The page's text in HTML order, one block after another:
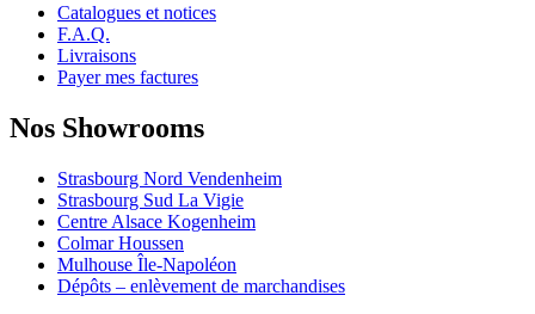
Catalogues et notices
F.A.Q.
Livraisons
Payer mes factures
Nos Showrooms
Strasbourg Nord Vendenheim
Strasbourg Sud La Vigie
Centre Alsace Kogenheim
Colmar Houssen
Mulhouse Île-Napoléon
Dépôts – enlèvement de marchandises